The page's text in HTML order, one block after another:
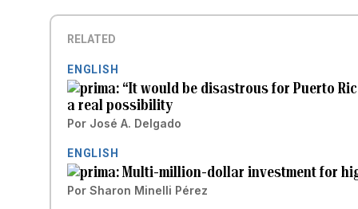
RELATED
ENGLISH
“It would be disastrous for Puerto
a real possibility
Por José A. Delgado
ENGLISH
Multi-million-dollar investment for
Por Sharon Minelli Pérez